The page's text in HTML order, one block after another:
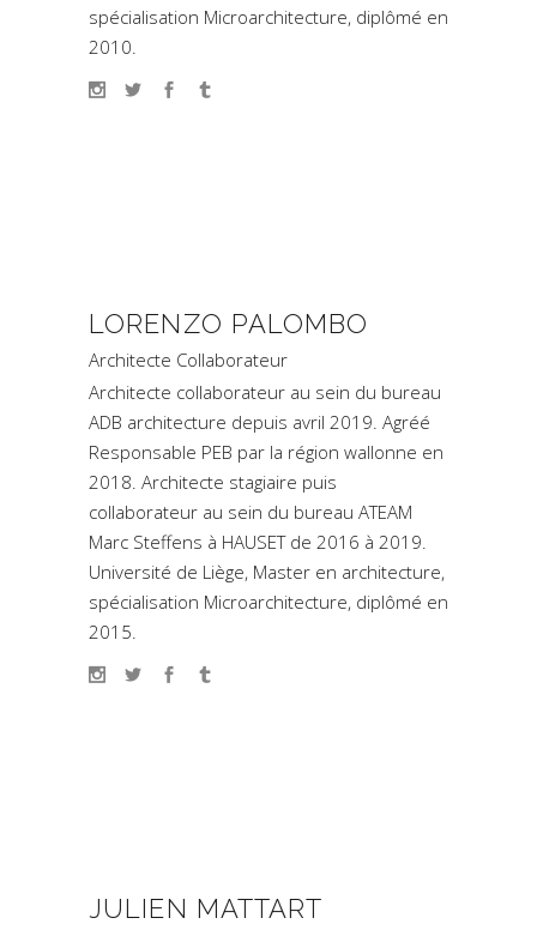
spécialisation Microarchitecture, diplômé en
2010.
LORENZO PALOMBO
Architecte Collaborateur
Architecte collaborateur au sein du bureau
ADB architecture depuis avril 2019. Agréé
Responsable PEB par la région wallonne en
2018. Architecte stagiaire puis
collaborateur au sein du bureau ATEAM
Marc Steffens à HAUSET de 2016 à 2019.
Université de Liège, Master en architecture,
spécialisation Microarchitecture, diplômé en
2015.
JULIEN MATTART